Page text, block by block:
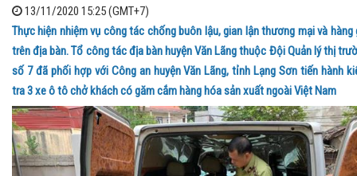
13/11/2020 15:25 (GMT+7)
Thực hiện nhiệm vụ công tác chống buôn lậu, gian lận thương mại và hàng
trên địa bàn. Tổ công tác địa bàn huyện Văn Lãng thuộc Đội Quản lý thị
số 7 đã phối hợp với Công an huyện Văn Lãng, tỉnh Lạng Sơn tiến hành
tra 3 xe ô tô chở khách có găm cắm hàng hóa sản xuất ngoài Việt Nam